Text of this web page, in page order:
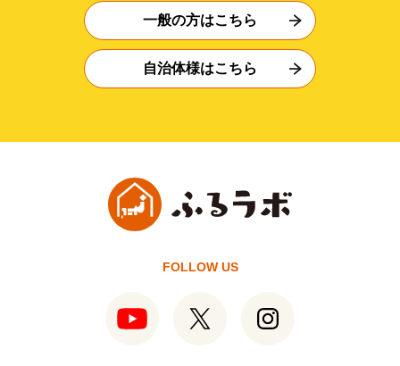
一般の方はこちら
自治体様はこちら
FOLLOW US